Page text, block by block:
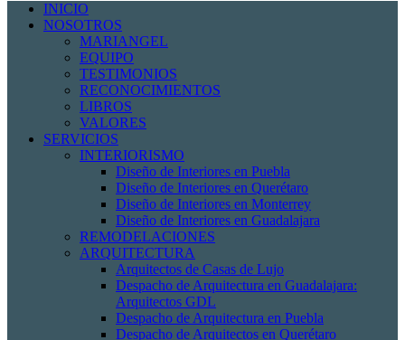
INICIO
NOSOTROS
MARIANGEL
EQUIPO
TESTIMONIOS
RECONOCIMIENTOS
LIBROS
VALORES
SERVICIOS
INTERIORISMO
Diseño de Interiores en Puebla
Diseño de Interiores en Querétaro
Diseño de Interiores en Monterrey
Diseño de Interiores en Guadalajara
REMODELACIONES
ARQUITECTURA
Arquitectos de Casas de Lujo
Despacho de Arquitectura en Guadalajara:
Arquitectos GDL
Despacho de Arquitectura en Puebla
Despacho de Arquitectos en Querétaro